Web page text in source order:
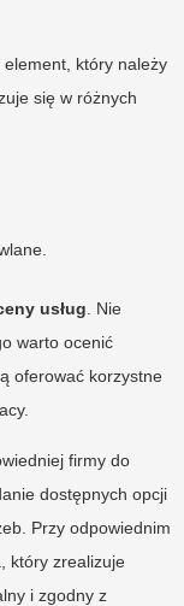
który należy
się w różnych
usług . Nie
warto ocenić
oferować korzystne
firmy do
dostępnych opcji
Przy odpowiednim
który zrealizuje
i zgodny z